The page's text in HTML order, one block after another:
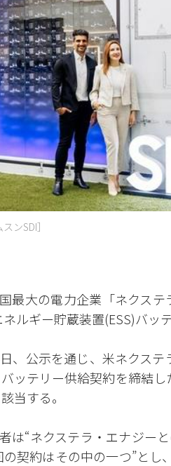
ンSDI］
最大の電力企業「ネクス
ルギー貯蔵装置(ESS)バッ
、公示を通じ、米ネクス
ッテリー供給契約を締結
当する。
は“ネクステラ・エナジー
契約はその中の一つ”と